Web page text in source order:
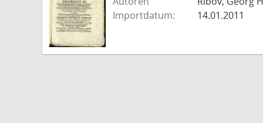
Importdatum:
14.01.2011